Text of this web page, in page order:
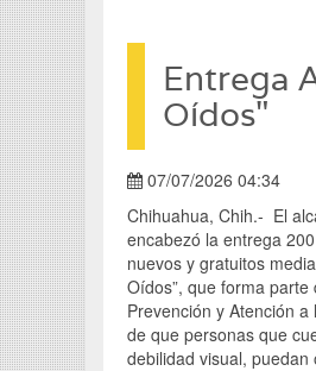
Entrega
Oídos"
07/07/2026 04:34
Chihuahua, Chih.- El
encabezó la entrega
nuevos y gratuitos
Oídos”, que forma
Prevención y Atención
de que personas que
debilidad visual, puedan